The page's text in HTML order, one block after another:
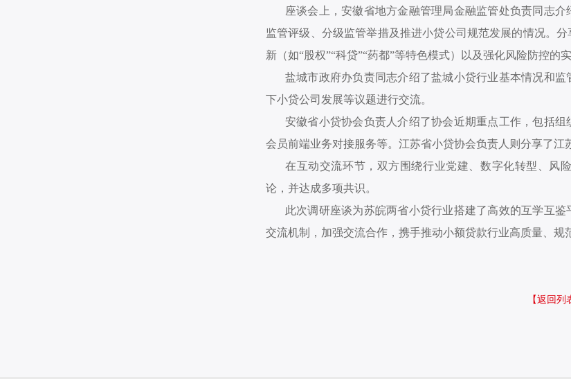
座谈会上，安徽省地方金融管理局金融监管处负责同志
监管评级、分级监管举措及推进小贷公司规范发展的情况。
新（如“股权”“科贷”“药都”等特色模式）以及强化风险防控的实
盐城市政府办负责同志介绍了盐城小贷行业基本情况和
下小贷公司发展等议题进行交流。
安徽省小贷协会负责人介绍了协会近期重点工作，包括
会员前端业务对接服务等。江苏省小贷协会负责人则分享了江
在互动交流环节，双方围绕行业党建、数字化转型、风
论，并达成多项共识。
此次调研座谈为苏皖两省小贷行业搭建了高效的互学互
交流机制，加强交流合作，携手推动小额贷款行业高质量、规
【返回列